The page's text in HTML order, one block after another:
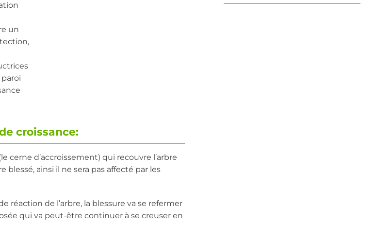
un
croissance:
d’accroissement) qui recouvre l’arbre
blessé, ainsi il ne sera pas affecté par les
de l’arbre, la blessure va se refermer
qui va peut-être continuer à se creuser en